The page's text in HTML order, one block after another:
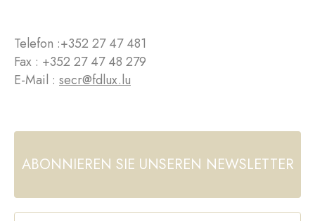
Telefon :+352 27 47 481
Fax : +352 27 47 48 279
E-Mail : secr@fdlux.lu
ABONNIEREN SIE UNSEREN NEWSLETTER